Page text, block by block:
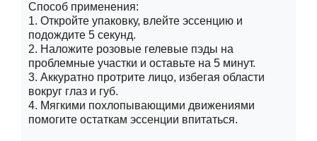
Способ применения:
1. Откройте упаковку, влейте эссенцию и
подождите 5 секунд.
2. Наложите розовые гелевые пэды на
проблемные участки и оставьте на 5 минут.
3. Аккуратно протрите лицо, избегая области
вокруг глаз и губ.
4. Мягкими похлопывающими движениями
помогите остаткам эссенции впитаться.